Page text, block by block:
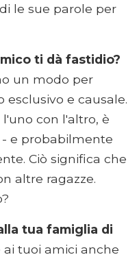
le sue parole per
ti dà fastidio?
un modo per
esclusivo e causale.
con l'altro, è
e probabilmente
Ciò significa che
altre ragazze.
tua famiglia di
tuoi amici anche